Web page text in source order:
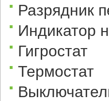
Разрядник
Индикатор
Гигростат
Термостат